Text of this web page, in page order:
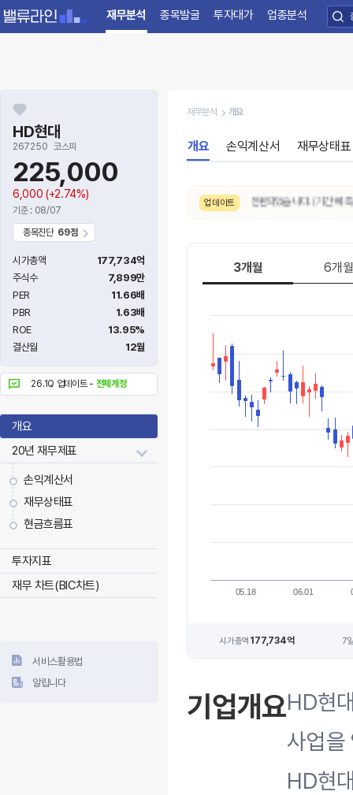
재무분석 종목발굴 투자대가 업종분석
HD현대
267250 코스피
225,000
6,000 (+2.74%)
기준 : 08/07
종목진단 69점
시가총액
177,734억
주식수
7,899만
PER
11.66배
PBR
1.63배
ROE
13.95%
결산월
12월
26.1Q 업데이트 - 전체계정
개요
20년 재무제표
손익계산서
재무상태표
현금흐름표
투자지표
재무 차트(BIC차트)
서비스활용법
알립니다
재무분석 개요
개요 손익계산서 재무상태표
업데이트
8/7. 10일간 AI 주가예측 추세가 상승으로 전환되었습니다. (기간 예측상승
3개월 6개월
05.18 06.01
시가총액 177,734억 7
기업개요HD현
사업을
HD현